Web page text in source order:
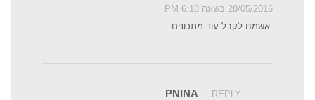
28/05/2016 בשעה 6:18 PM
.אשמח לקבל עוד מתכונים
PNINA
REPLY